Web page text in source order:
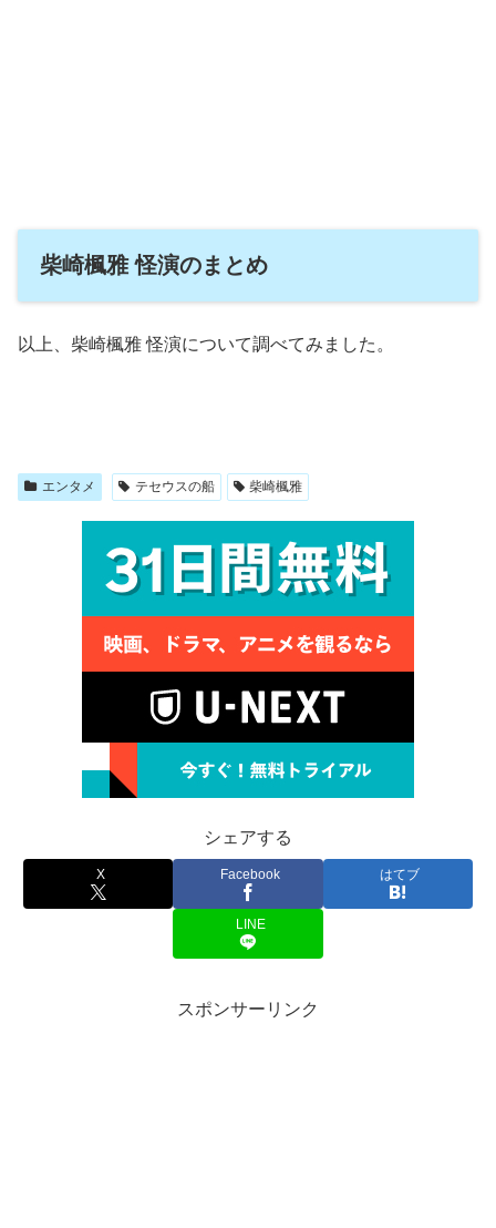
柴崎楓雅 怪演のまとめ
以上、柴崎楓雅 怪演について調べてみました。
エンタメ テセウスの船 柴崎楓雅
シェアする
X Facebook はてブ
LINE
スポンサーリンク